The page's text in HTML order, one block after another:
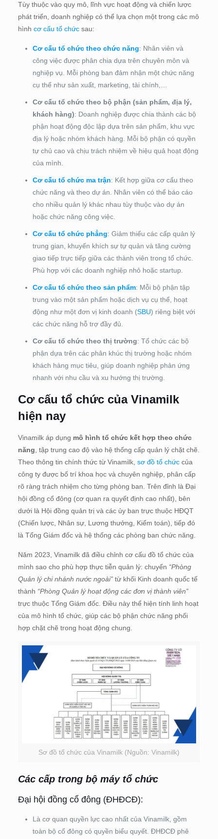
Tùy thuộc vào quy mô, lĩnh vực hoạt động và chiến lược
phát triển, doanh nghiệp có thể lựa chọn một trong các mô
hình cơ cấu tổ chứcsau:
Cơ cấu tổ chức theo chức năng: Nhân viên và
công việc được phân chia dựa trên chuyên môn và
nghiệp vụ. Mỗi phòng ban đảm nhận một chức năng
cụ thể như sản xuất, marketing, tài chính,…
Cơ cấu tổ chức theo bộ phận (sản phẩm, địa lý,
khách hàng): Doanh nghiệp được chia thành các bộ
phận hoạt động độc lập dựa trên sản phẩm, khu vực
địa lý hoặc nhóm khách hàng. Mỗi bộ phận có quyền
tự chủ cao và chịu trách nhiệm về hiệu quả hoạt động
của mình.
Cơ cấu tổ chức ma trận: Kết hợp giữa cơ cấu theo
chức năng và theo dự án. Nhân viên có thể báo cáo
cho nhiều quản lý khác nhau tùy thuộc vào dự án
hoặc chức năng công việc.
Cơ cấu tổ chức phẳng: Giảm thiểu các cấp quản lý
trung gian, khuyến khích sự tự quản và tăng cường
giao tiếp trực tiếp giữa các thành viên trong tổ chức.
Phù hợp với các doanh nghiệp nhỏ hoặc startup.
Cơ cấu tổ chức theo sản phẩm: Mỗi bộ phận tập
trung vào một sản phẩm hoặc dịch vụ cụ thể, hoạt
động như một đơn vị kinh doanh (SBU) riêng biệt với
các chức năng hỗ trợ đầy đủ.
Cơ cấu tổ chức theo thị trường: Tổ chức các bộ
phận dựa trên các phân khúc thị trường hoặc nhóm
khách hàng mục tiêu, giúp doanh nghiệp phản ứng
nhanh với nhu cầu và xu hướng thị trường.
Cơ cấu tổ chức của Vinamilk
hiện nay
Vinamilk áp dụng mô hình tổ chức kết hợp theo chức
năng , tập trung cao độ vào hệ thống cấp quản lý chặt chẽ.
Theo thông tin chính thức từ Vinamilk, sơ đồ tổ chứccủa
công ty được bố trí khoa học và chuyên nghiệp, phân cấp
rõ ràng trách nhiệm cho từng phòng ban​. Trên đỉnh là Đại
hội đồng cổ đông (cơ quan ra quyết định cao nhất), bên
dưới là Hội đồng quản trị và các ủy ban trực thuộc HĐQT
(Chiến lược, Nhân sự, Lương thưởng, Kiểm toán)​, tiếp đó
là Tổng Giám đốc và hệ thống các phòng ban chức năng.
Năm 2023, Vinamilk đã điều chỉnh cơ cấu đồ tổ chức của
mình sao cho phù hợp thực tiễn quản lý: chuyển “Phòng
Quản lý chi nhánh nước ngoài”từ khối Kinh doanh quốc tế
thành “Phòng Quản lý hoạt động các đơn vị thành viên”
trực thuộc Tổng Giám đốc​. Điều này thể hiện tính linh hoạt
của mô hình tổ chức, giúp các bộ phận chức năng phối
hợp chặt chẽ trong hoạt động chung.
Sơ đồ tổ chức của Vinamilk (Nguồn: Vinamilk)
Các cấp trong bộ máy tổ chức
Đại hội đồng cổ đông (ĐHĐCĐ):
Là cơ quan quyền lực cao nhất của Vinamilk, gồm
toàn bộ cổ đông có quyền biểu quyết. ĐHĐCĐ phê